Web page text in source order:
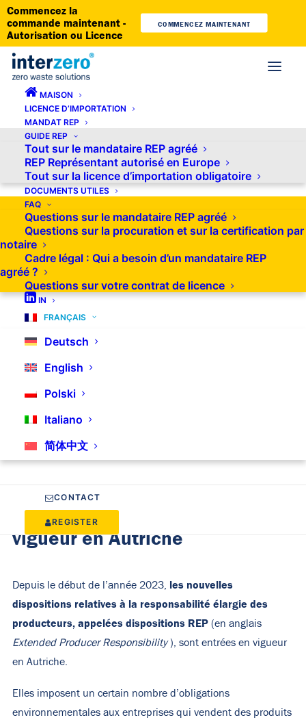
Commencez la
commande maintenant -
Autorisation ou Licence
COMMENCEZ MAINTENANT
MAISON
LICENCE D’IMPORTATION
MANDAT REP
GUIDE REP
Tout sur le mandataire REP agréé
REP Représentant autorisé en Europe
Tout sur la licence d’importation obligatoire
DOCUMENTS UTILES
FAQ
Questions sur le mandataire REP agréé
Questions sur la procuration et sur la certification par
notaire
Cadre légal : Qui a besoin d’un mandataire REP
agréé ?
Questions sur votre contrat de licence
IN
FRANÇAIS
Deutsch
English
Polski
Italiano
简体中文
CONTACT
REGISTER
Conformité et législation REP en
Autriche : à partir de 2023, licence
obligatoire pour les emballages et
établissement d'un mandataire
Les entrepreneurs internationaux qui vendent des produits
et des emballages en Autriche doivent être vigilants : depuis
le 1er janvier 2023, le pays a mis en place une
réglementation REP, équivalente à la procédure de recyclage
polonaise. Elle s’articule autour de deux points principaux :
représentant autorisé en Autriche. Comment mettre en
œuvre les obligations de la REP ? Voici nos suggestions.
À partir de 2023, de nouvelles
réglementations de conformité
EPR (VVO) sont entrées en
vigueur en Autriche
Depuis le début de l’année 2023, les nouvelles
dispositions relatives à la responsabilité élargie des
producteurs, appelées dispositions REP (en anglais
Extended Producer Responsibility), sont entrées en vigueur
en Autriche.
Elles imposent un certain nombre d’obligations
environnementales aux entreprises qui vendent des produits